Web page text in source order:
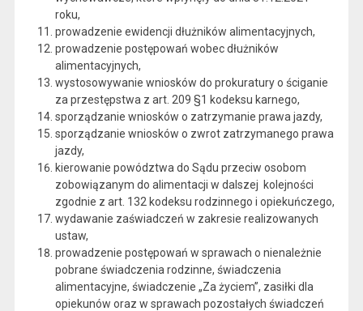
roku,
prowadzenie ewidencji dłużników alimentacyjnych,
prowadzenie postępowań wobec dłużników
alimentacyjnych,
wystosowywanie wniosków do prokuratury o ściganie
za przestępstwa z art. 209 §1 kodeksu karnego,
sporządzanie wniosków o zatrzymanie prawa jazdy,
sporządzanie wniosków o zwrot zatrzymanego prawa
jazdy,
kierowanie powództwa do Sądu przeciw osobom
zobowiązanym do alimentacji w dalszej kolejności
zgodnie z art. 132 kodeksu rodzinnego i opiekuńczego,
wydawanie zaświadczeń w zakresie realizowanych
ustaw,
prowadzenie postępowań w sprawach o nienależnie
pobrane świadczenia rodzinne, świadczenia
alimentacyjne, świadczenie „Za życiem”, zasiłki dla
opiekunów oraz w sprawach pozostałych świadczeń